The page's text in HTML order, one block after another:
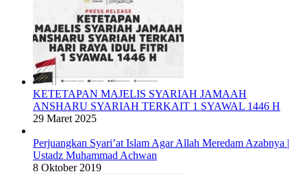
KETETAPAN MAJELIS SYARIAH JAMAAH
ANSHARU SYARIAH TERKAIT 1 SYAWAL 1446 H
29 Maret 2025
Perjuangkan Syari’at Islam Agar Allah Meredam Azabnya |
Ustadz Muhammad Achwan
8 Oktober 2019